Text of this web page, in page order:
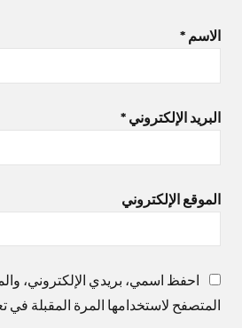
الاسم *
البريد الإلكتروني *
الموقع الإلكتروني
احفظ اسمي، بريدي الإلكتروني،
المتصفح لاستخدامها المرة المقبلة في